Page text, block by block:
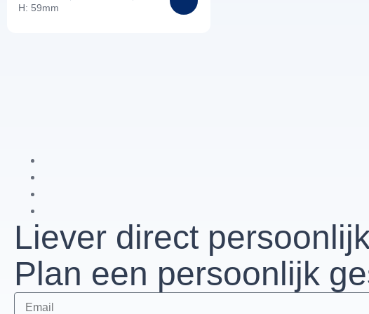
H: 59mm
Liever direct
Plan een persoonlijk